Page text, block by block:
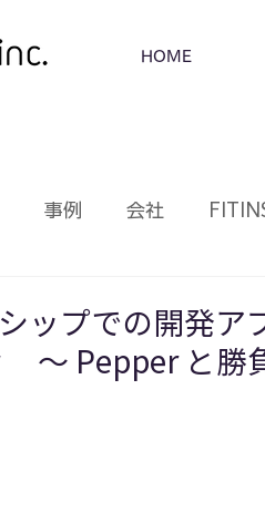
HOME
事例 会社
ップでの開発
〜 Pepper と勝